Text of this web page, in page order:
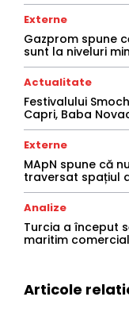
Externe
Gazprom spune
sunt la niveluri
Actualitate
Festivalului
Capri, Baba
Externe
MApN spune că
traversat spațiul
Analize
Turcia a început
maritim
Articole